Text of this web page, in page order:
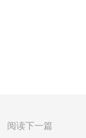
阅读下一篇